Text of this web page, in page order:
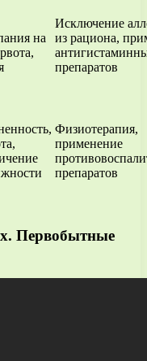
на
Исключение
из рациона,
препаратов
Физиотерапия,
применение
препаратов
Первобытные